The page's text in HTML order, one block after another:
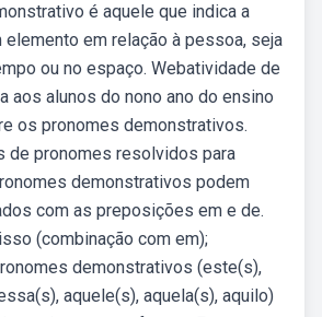
é aquele que indica a
em relação à pessoa, seja
ou no espaço. Webatividade de
aos alunos do nono ano do ensino
os pronomes demonstrativos.
de pronomes resolvidos para
demonstrativos podem
com as preposições em e de.
(combinação com em);
demonstrativos (este(s),
aquele(s), aquela(s), aquilo)